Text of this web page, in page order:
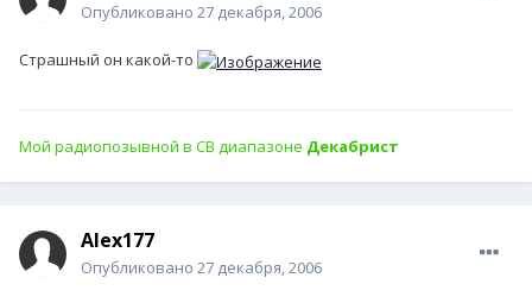
Опубликовано 27 декабря, 2006
Страшный он какой-то
Мой радиопозывной в СВ диапазоне Декабрист
Alex177
Опубликовано 27 декабря, 2006